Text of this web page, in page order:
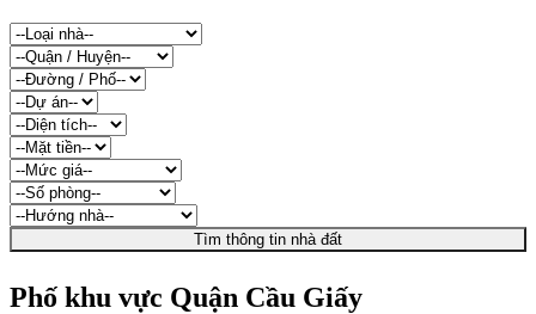
Tìm thông tin nhà đất
Phố khu vực Quận Cầu Giấy